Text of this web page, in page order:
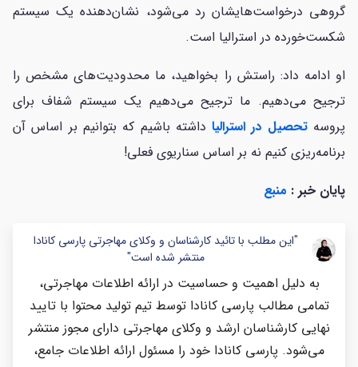
گروهی درخواست‌هایشان رد می‌شود، نشان‌دهنده یک سیستم
شکست‌خورده در استرالیا است.
او ادامه داد: راستش را بخواهید، ما محدودیت‌های مشخص را
ترجیح می‌دهیم. ما ترجیح می‌دهیم یک سیستم شفاف برای
پروسهتحصیل در استرالیاداشته باشیم که بتوانیم بر اساس آن
برنامه‌ریزی کنیم نه بر اساس سناریوی فعلی!
پایان خبر : منبع
"این مطلب با تائید کارشناسان و وکلای مهاجرتی پارسی کانادا
منتشر شده است"
به دلیل اهمیت و حساسیت در ارائه اطلاعات مهاجرتی،
تمامی مطالب پارسی کانادا توسط تیم تولید محتوا با تایید
نهایی کارشناسان ارشد و وکلای مهاجرتی دارای مجوز منتشر
می‌شود. پارسی کانادا خود را مسئول ارائه اطلاعات جامع،